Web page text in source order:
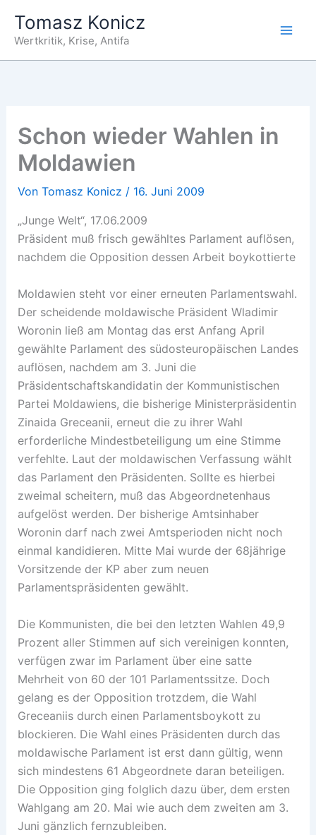
Inhalt
springen
Tomasz Konicz
Wertkritik, Krise, Antifa
Schon wieder Wahlen in
Moldawien
Von Tomasz Konicz / 16. Juni 2009
„Junge Welt“, 17.06.2009
Präsident muß frisch gewähltes Parlament auflösen,
nachdem die Opposition dessen Arbeit boykottierte
Moldawien steht vor einer erneuten Parlamentswahl.
Der scheidende moldawische Präsident Wladimir
Woronin ließ am Montag das erst Anfang April
gewählte Parlament des südosteuropäischen Landes
auflösen, nachdem am 3. Juni die
Präsidentschaftskandidatin der Kommunistischen
Partei Moldawiens, die bisherige Ministerpräsidentin
Zinaida Greceanii, erneut die zu ihrer Wahl
erforderliche Mindestbeteiligung um eine Stimme
verfehlte. Laut der moldawischen Verfassung wählt
das Parlament den Präsidenten. Sollte es hierbei
zweimal scheitern, muß das Abgeordnetenhaus
aufgelöst werden. Der bisherige Amtsinhaber
Woronin darf nach zwei Amtsperioden nicht noch
einmal kandidieren. Mitte Mai wurde der 68jährige
Vorsitzende der KP aber zum neuen
Parlamentspräsidenten gewählt.
Die Kommunisten, die bei den letzten Wahlen 49,9
Prozent aller Stimmen auf sich vereinigen konnten,
verfügen zwar im Parlament über eine satte
Mehrheit von 60 der 101 Parlamentssitze. Doch
gelang es der Opposition trotzdem, die Wahl
Greceaniis durch einen Parlamentsboykott zu
blockieren. Die Wahl eines Präsidenten durch das
moldawische Parlament ist erst dann gültig, wenn
sich mindestens 61 Abgeordnete daran beteiligen.
Die Opposition ging folglich dazu über, dem ersten
Wahlgang am 20. Mai wie auch dem zweiten am 3.
Juni gänzlich fernzubleiben.